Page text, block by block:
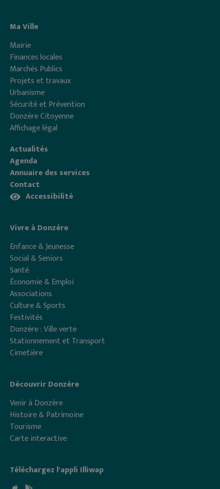
Ma Ville
Mairie
Finances locales
Marchés Publics
Projets et travaux
Urbanisme
Sécurité et Prévention
Donzère Citoyenne
Affichage légal
Actualités
Agenda
Annuaire des services
Contact
Accessibilité
Vivre à Donzère
Enfance & Jeunesse
Social & Seniors
Santé
Économie & Emploi
Associations
Culture & Sports
Festivités
Donzère : Ville verte
Stationnement et Transport
Cimetière
Découvrir Donzère
Venir à Donzère
Histoire & Patrimoine
Tourisme
Carte interactive
Téléchargez l'appli Illiwap